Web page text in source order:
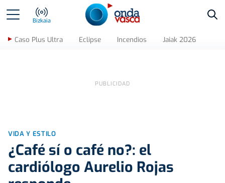
Bizkaia
Caso Plus Ultra Eclipse Incendios Jaiak 2026
VIDA Y ESTILO
¿Café sí o café no?: el
cardiólogo Aurelio Rojas